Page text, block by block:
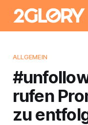
ALLGEMEIN
rufen
zu